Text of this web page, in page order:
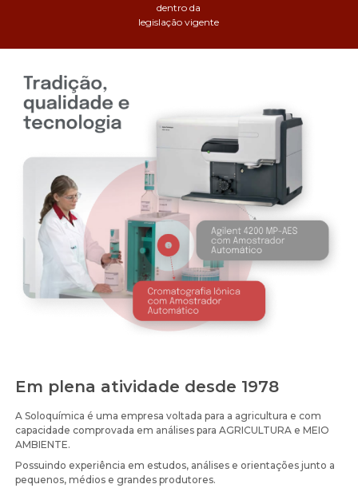
dentro da
legislação vigente
Em plena atividade desde 1978
A Soloquímica é uma empresa voltada para a agricultura e com
capacidade comprovada em análises para AGRICULTURA e MEIO
AMBIENTE.
Possuindo experiência em estudos, análises e orientações junto a
pequenos, médios e grandes produtores.